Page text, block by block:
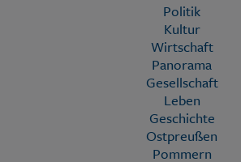
Politik
Kultur
Wirtschaft
Panorama
Gesellschaft
Leben
Geschichte
Ostpreußen
Pommern